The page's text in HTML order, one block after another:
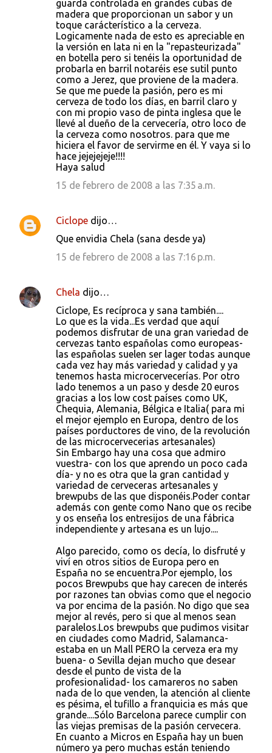
guarda controlada en grandes cubas de
madera que proporcionan un sabor y un
toque carácterístico a la cerveza.
Logicamente nada de esto es apreciable en
la versión en lata ni en la "repasteurizada"
en botella pero si tenéis la oportunidad de
probarla en barril notaréis ese sutil punto
como a Jerez, que proviene de la madera.
Se que me puede la pasión, pero es mi
cerveza de todo los días, en barril claro y
con mi propio vaso de pinta inglesa que le
llevé al dueño de la cervecería, otro loco de
la cerveza como nosotros. para que me
hiciera el favor de servirme en él. Y vaya si lo
hace jejejejeje!!!!
Haya salud
15 de febrero de 2008 a las 7:35 a.m.
Ciclope dijo…
Que envidia Chela (sana desde ya)
15 de febrero de 2008 a las 7:16 p.m.
Chela dijo…
Ciclope, Es recíproca y sana también....
Lo que es la vida...Es verdad que aquí
podemos disfrutar de una gran variedad de
cervezas tanto españolas como europeas-
las españolas suelen ser lager todas aunque
cada vez hay más variedad y calidad y ya
tenemos hasta microcervecerías. Por otro
lado tenemos a un paso y desde 20 euros
gracias a los low cost países como UK,
Chequia, Alemania, Bélgica e Italia( para mi
el mejor ejemplo en Europa, dentro de los
países porductores de vino, de la revolución
de las microcervecerias artesanales)
Sin Embargo hay una cosa que admiro
vuestra- con los que aprendo un poco cada
día- y no es otra que la gran cantidad y
variedad de cerveceras artesanales y
brewpubs de las que disponéis.Poder contar
además con gente como Nano que os recibe
y os enseña los entresijos de una fábrica
independiente y artesana es un lujo....
Algo parecido, como os decía, lo disfruté y
viví en otros sitios de Europa pero en
España no se encuentra.Por ejemplo, los
pocos Brewpubs que hay carecen de interés
por razones tan obvias como que el negocio
va por encima de la pasión. No digo que sea
mejor al revés, pero si que al menos sean
paralelos.Los brewpubs que pudimos visitar
en ciudades como Madrid, Salamanca-
estaba en un Mall PERO la cerveza era my
buena- o Sevilla dejan mucho que desear
desde el punto de vista de la
profesionalidad- los camareros no saben
nada de lo que venden, la atención al cliente
es pésima, el tufillo a franquicia es más que
grande....Sólo Barcelona parece cumplir con
las viejas premisas de la pasión cervecera.
En cuanto a Micros en España hay un buen
número ya pero muchas están teniendo